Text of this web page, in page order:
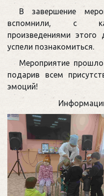
В завершение
вспомнили, с
произведениями этого
успели познакомиться.
Мероприятие
подарив всем
эмоций!